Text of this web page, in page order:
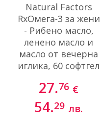
Natural Factors
RxОмега-3 за жени
- Рибено масло,
ленено масло и
масло от вечерна
иглика, 60 софтгел
27.76 €
54.29 лв.